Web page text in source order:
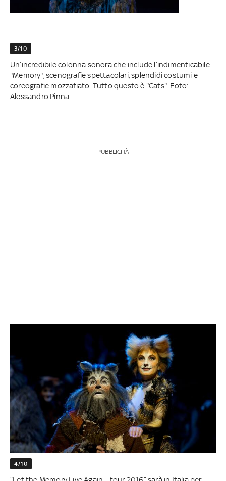
3/10
Un’incredibile colonna sonora che include l’indimenticabile
"Memory", scenografie spettacolari, splendidi costumi e
coreografie mozzafiato. Tutto questo è "Cats". Foto:
Alessandro Pinna
PUBBLICITÀ
4/10